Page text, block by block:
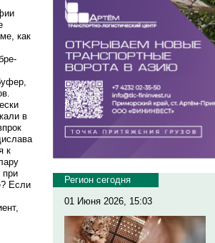
как
в
к
при
Если
Регион сегодня
01 Июня 2026, 15:03